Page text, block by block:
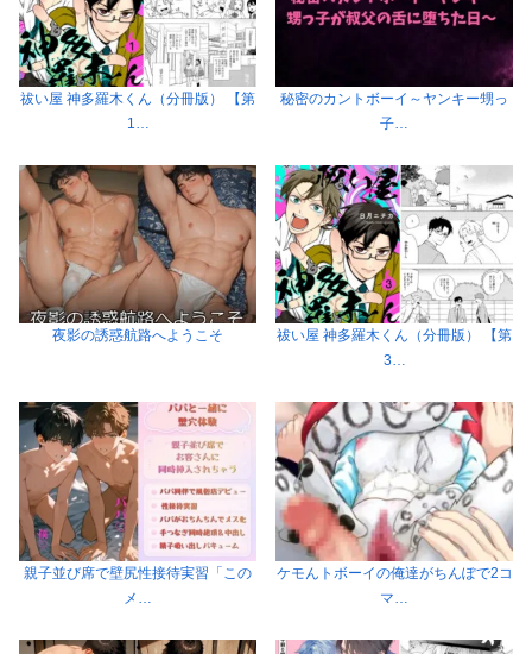
祓い屋 神多羅木くん（分冊版） 【第
1…
秘密のカントボーイ～ヤンキー甥っ
子…
夜影の誘惑航路へようこそ
祓い屋 神多羅木くん（分冊版） 【第
3…
親子並び席で壁尻性接待実習「この
メ…
ケモんトボーイの俺達がちんぽで2コ
マ…